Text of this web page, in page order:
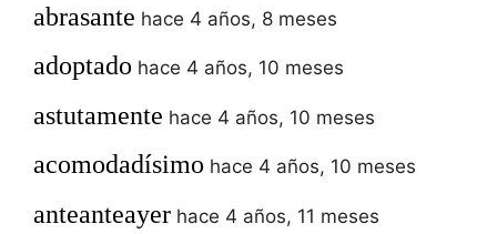
abrasante hace 4 años, 8 meses
adoptado hace 4 años, 10 meses
astutamente hace 4 años, 10 meses
acomodadísimo hace 4 años, 10 meses
anteanteayer hace 4 años, 11 meses